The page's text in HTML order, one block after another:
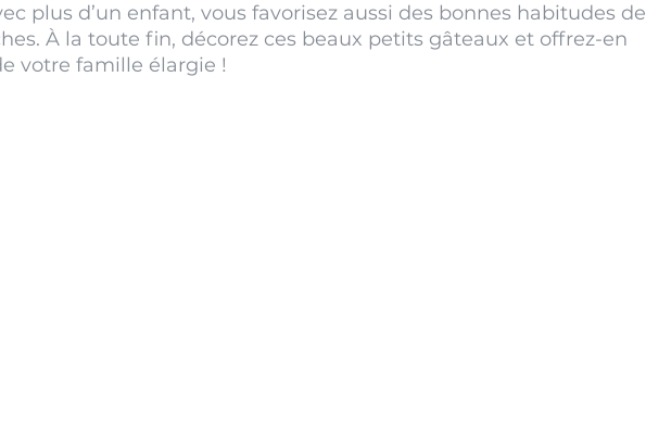
plus d’un enfant, vous favorisez aussi des bonnes habitudes de
À la toute fin, décorez ces beaux petits gâteaux et offrez-en
votre famille élargie !